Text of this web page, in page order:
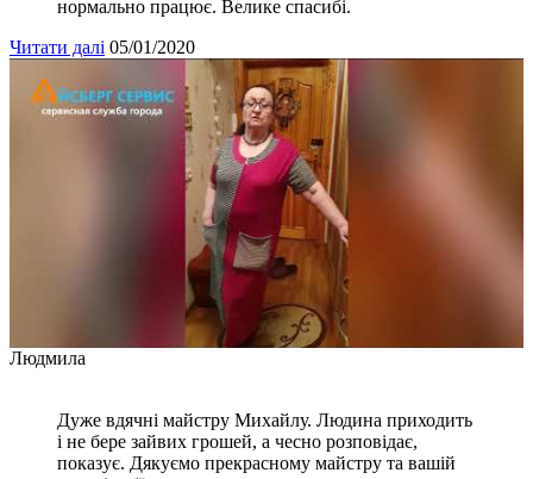
нормально працює. Велике спасибі.
Читати далі 05/01/2020
Людмила
Дуже вдячні майстру Михайлу. Людина приходить
і не бере зайвих грошей, а чесно розповідає,
показує. Дякуємо прекрасному майстру та вашій